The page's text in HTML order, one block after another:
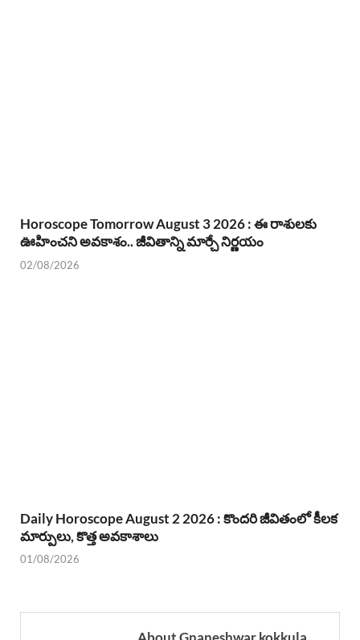
Horoscope Tomorrow August 3 2026 : ఈ రాశులకు
ఊహించని అవకాశం.. జీవితాన్ని మార్చే నిర్ణయం
02/08/2026
Daily Horoscope August 2 2026 : కొందరి జీవితంలో కీలక
మార్పులు, కొత్త అవకాశాలు
01/08/2026